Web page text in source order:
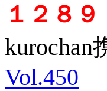
１２８
Vol.450